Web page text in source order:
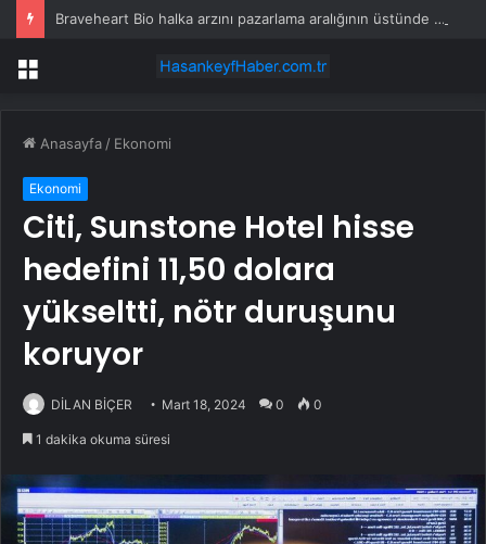
Braveheart Bio halka arzını pazarlama aralığının üstünde fiyatlandırıyor
Menü
Anasayfa / Ekonomi
Ekonomi
Citi, Sunstone Hotel hisse
hedefini 11,50 dolara
yükseltti, nötr duruşunu
koruyor
DİLAN BİÇER Mart 18, 2024 0 0
1 dakika okuma süresi